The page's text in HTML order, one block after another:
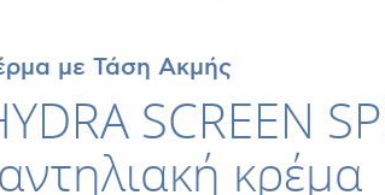
με Τάση Ακμής
SCREEN
κρέμα